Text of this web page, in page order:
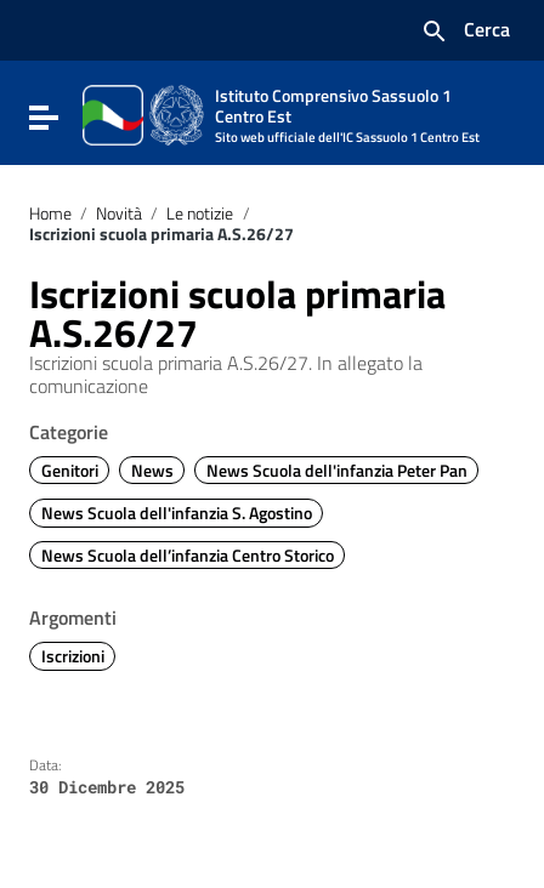
Vai al footer
Cerca
Attiva / disattiva la navigazione
Istituto Comprensivo Sassuolo 1
Centro Est
Sito web ufficiale dell'IC Sassuolo 1 Centro Est
Home / Novità / Le notizie /
Iscrizioni scuola primaria A.S.26/27
Iscrizioni scuola primaria
A.S.26/27
Iscrizioni scuola primaria A.S.26/27. In allegato la
comunicazione
Categorie
Genitori News
News Scuola dell'infanzia Peter Pan
News Scuola dell'infanzia S. Agostino
News Scuola dell’infanzia Centro Storico
Argomenti
Iscrizioni
Data:
30 Dicembre 2025